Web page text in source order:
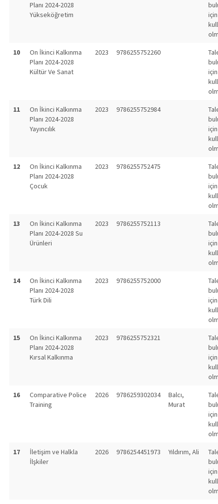
Planı 2024-2028
Yükseköğretim
10
On İkinci Kalkınma
Planı 2024-2028
Kültür Ve Sanat
2023 9786255752260
11
On İkinci Kalkınma
Planı 2024-2028
Yayıncılık
2023 9786255752984
12
On İkinci Kalkınma
Planı 2024-2028
Çocuk
2023 9786255752475
13
On İkinci Kalkınma
Planı 2024-2028 Su
Ürünleri
2023 9786255752113
14
On İkinci Kalkınma
Planı 2024-2028
Türk Dili
2023 9786255752000
15
On İkinci Kalkınma
Planı 2024-2028
Kırsal Kalkınma
2023 9786255752321
16
Comparative Police
Training
2026 9786259302034
Balcı,
Murat
17
İletişim ve Halkla
İlşkiler
2026 9786254451973 Yıldırım, Ali